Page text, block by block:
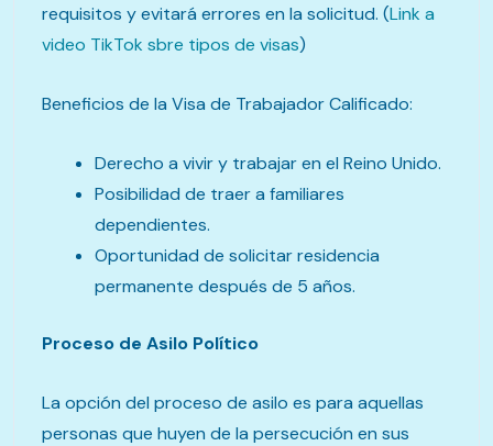
requisitos y evitará errores en la solicitud. (Link a
video TikTok sbre tipos de visas)
Beneficios de la Visa de Trabajador Calificado:
Derecho a vivir y trabajar en el Reino Unido.
Posibilidad de traer a familiares
dependientes.
Oportunidad de solicitar residencia
permanente después de 5 años.
Proceso de Asilo Político
La opción del proceso de asilo es para aquellas
personas que huyen de la persecución en sus